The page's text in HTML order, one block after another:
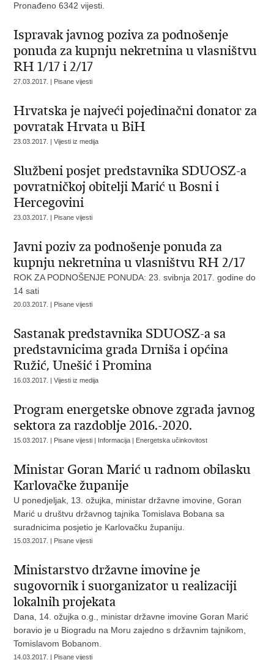
Pronađeno 6342 vijesti.
Ispravak javnog poziva za podnošenje
ponuda za kupnju nekretnina u vlasništvu
RH 1/17 i 2/17
27.03.2017. | Pisane vijesti
Hrvatska je najveći pojedinačni donator za
povratak Hrvata u BiH
23.03.2017. | Vijesti iz medija
Službeni posjet predstavnika SDUOSZ-a
povratničkoj obitelji Marić u Bosni i
Hercegovini
23.03.2017. | Pisane vijesti
Javni poziv za podnošenje ponuda za
kupnju nekretnina u vlasništvu RH 2/17
ROK ZA PODNOŠENJE PONUDA: 23. svibnja 2017. godine do
14 sati
20.03.2017. | Pisane vijesti
Sastanak predstavnika SDUOSZ-a sa
predstavnicima grada Drniša i općina
Ružić, Unešić i Promina
16.03.2017. | Vijesti iz medija
Program energetske obnove zgrada javnog
sektora za razdoblje 2016.-2020.
15.03.2017. | Pisane vijesti | Informacija | Energetska učinkovitost
Ministar Goran Marić u radnom obilasku
Karlovačke županije
U ponedjeljak, 13. ožujka, ministar državne imovine, Goran
Marić u društvu državnog tajnika Tomislava Bobana sa
suradnicima posjetio je Karlovačku županiju.
15.03.2017. | Pisane vijesti
Ministarstvo državne imovine je
sugovornik i suorganizator u realizaciji
lokalnih projekata
Dana, 14. ožujka o.g., ministar državne imovine Goran Marić
boravio je u Biogradu na Moru zajedno s državnim tajnikom,
Tomislavom Bobanom.
14.03.2017. | Pisane vijesti